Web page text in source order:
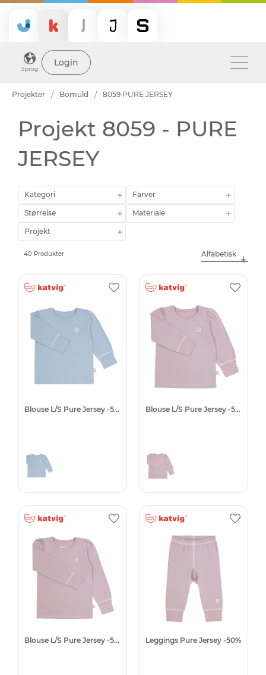
Sprog
Login
Projekter Bomuld 8059 PURE JERSEY
Projekt 8059 - PURE
JERSEY
Kategori Farver
Størrelse Materiale
Projekt
40 Produkter
Blouse L/S Pure Jersey -50% Blouse L/S Pure Jersey -50%
Blouse L/S Pure Jersey -50% Leggings Pure Jersey -50%